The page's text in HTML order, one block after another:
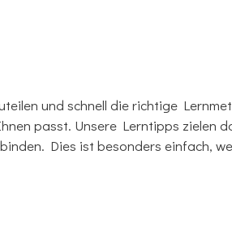
und schnell die richtige
passt. Unsere Lerntipps zielen
Dies ist besonders einfach,